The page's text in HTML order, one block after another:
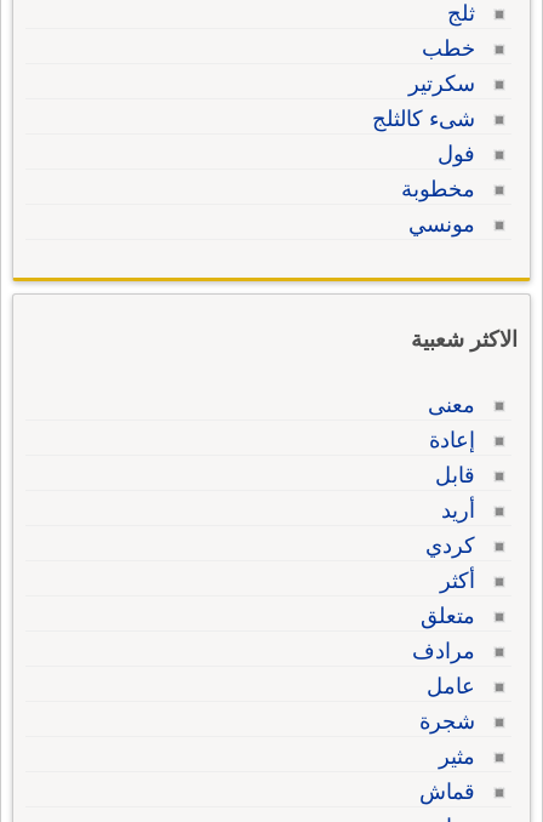
ثلج
خطب
سكرتير
شىء كالثلج
فول
مخطوبة
مونسي
الاكثر شعبية
معنى
إعادة
قابل
أريد
كردي
أكثر
متعلق
مرادف
عامل
شجرة
مثير
قماش